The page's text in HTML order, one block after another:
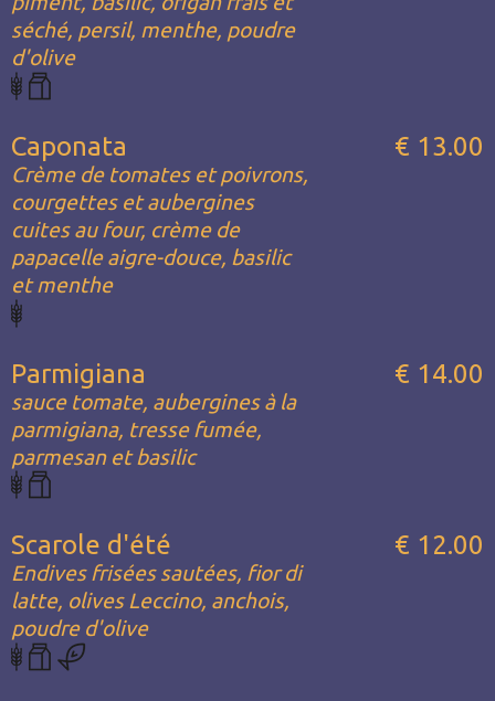
séché, persil, menthe, poudre
d'olive
Caponata
Crème de tomates et poivrons,
courgettes et aubergines
cuites au four, crème de
papacelle aigre-douce, basilic
et menthe
€ 13.00
Parmigiana
sauce tomate, aubergines à la
parmigiana, tresse fumée,
parmesan et basilic
€ 14.00
Scarole d'été
Endives frisées sautées, fior di
latte, olives Leccino, anchois,
poudre d'olive
€ 12.00